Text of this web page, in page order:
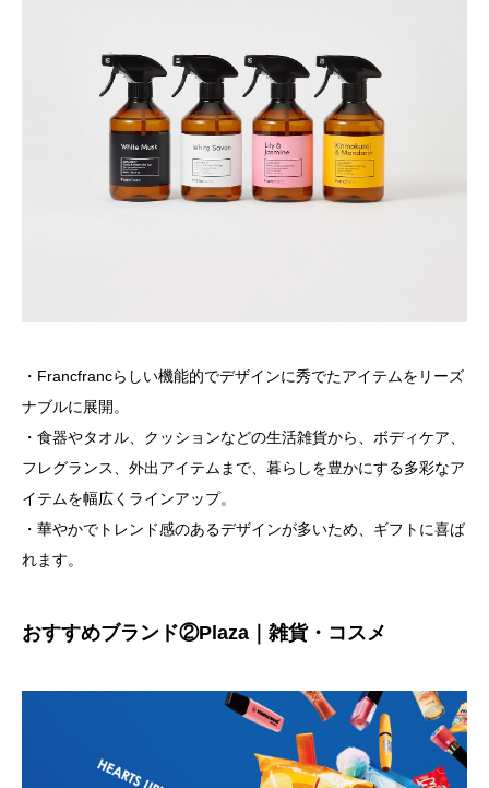
・Francfrancらしい機能的でデザインに秀でたアイテムをリーズ
ナブルに展開。
・食器やタオル、クッションなどの生活雑貨から、ボディケア、
フレグランス、外出アイテムまで、暮らしを豊かにする多彩なア
イテムを幅広くラインアップ。
・華やかでトレンド感のあるデザインが多いため、ギフトに喜ば
れます。
おすすめブランド②Plaza｜雑貨・コスメ